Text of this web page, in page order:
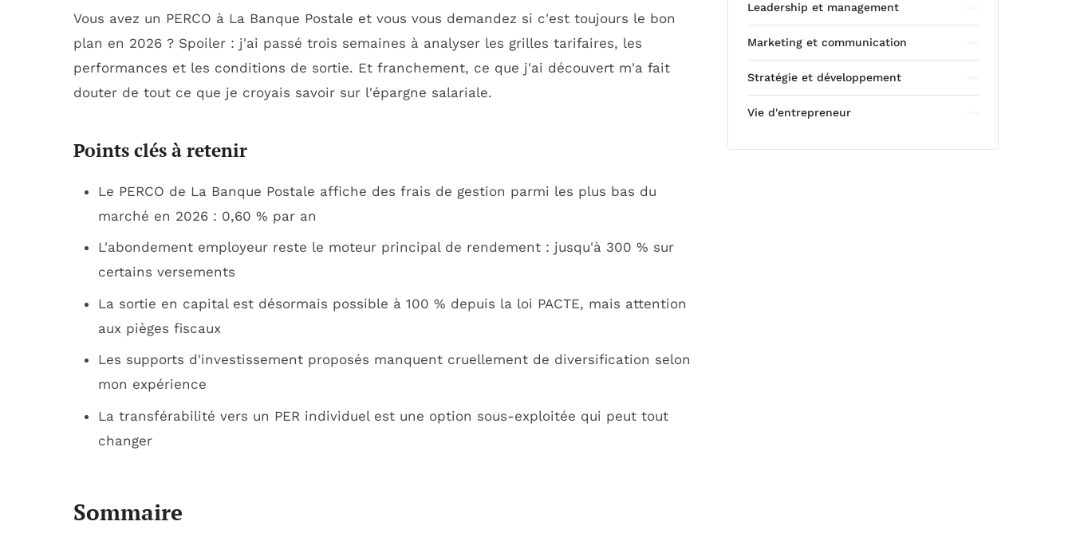
Vous avez un PERCO à La Banque Postale et vous vous demandez si c'est toujours le bon
plan en 2026 ? Spoiler : j'ai passé trois semaines à analyser les grilles tarifaires, les
performances et les conditions de sortie. Et franchement, ce que j'ai découvert m'a fait
douter de tout ce que je croyais savoir sur l'épargne salariale.
Points clés à retenir
Le PERCO de La Banque Postale affiche des frais de gestion parmi les plus bas du
marché en 2026 : 0,60 % par an
L'abondement employeur reste le moteur principal de rendement : jusqu'à 300 % sur
certains versements
La sortie en capital est désormais possible à 100 % depuis la loi PACTE, mais attention
aux pièges fiscaux
Les supports d'investissement proposés manquent cruellement de diversification selon
mon expérience
La transférabilité vers un PER individuel est une option sous-exploitée qui peut tout
changer
Sommaire
Leadership et management
Marketing et communication
Stratégie et développement
Vie d'entrepreneur